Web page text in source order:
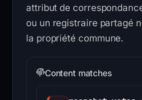
attribut de
ou un registraire partagé
la propriété commune.
Content matches